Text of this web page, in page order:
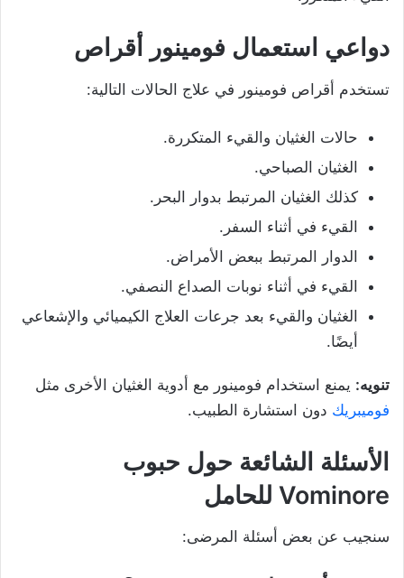
دواعي استعمال فومينور أقراص
تستخدم أقراص فومينور في علاج الحالات التالية:
حالات الغثيان والقيء المتكررة.
الغثيان الصباحي.
كذلك الغثيان المرتبط بدوار البحر.
القيء في أثناء السفر.
الدوار المرتبط ببعض الأمراض.
القيء في أثناء نوبات الصداع النصفي.
الغثيان والقيء بعد جرعات العلاج الكيميائي والإشعاعي
أيضًا.
تنويه: يمنع استخدام فومينور مع أدوية الغثيان الأخرى مثل
فوميبريك دون استشارة الطبيب.
الأسئلة الشائعة حول حبوب
Vominore للحامل
سنجيب عن بعض أسئلة المرضى: